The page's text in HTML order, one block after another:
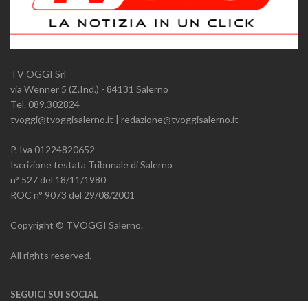
TV OGGI Srl
via Wenner 5 (Z.Ind.) - 84131 Salerno
Tel. 089.302824
tvoggi@tvoggisalerno.it | redazione@tvoggisalerno.it
P. Iva 01224820652
Iscrizione testata Tribunale di Salerno
n° 527 del 18/11/1980
ROC n° 9073 del 29/08/2001
Copyright © TVOGGI Salerno.
All rights reserved.
SEGUICI SUI SOCIAL